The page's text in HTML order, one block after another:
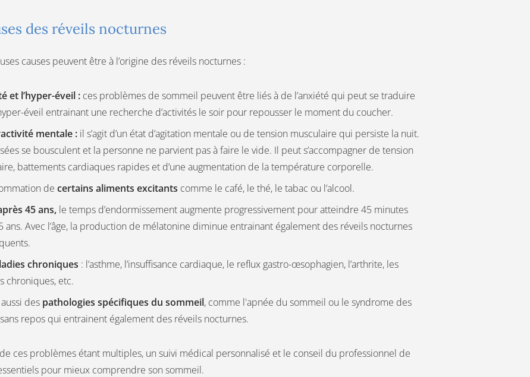
des réveils nocturnes
causes peuvent être à l’origine des réveils nocturnes :
et l’hyper-éveil : ces problèmes de sommeil peuvent être liés à de l’anxiété qui peut se traduire
éveil entrainant une recherche d’activités le soir pour repousser le moment du coucher.
mentale : il s’agit d’un état d’agitation mentale ou de tension musculaire qui persiste la nuit.
se bousculent et la personne ne parvient pas à faire le vide. Il peut s’accompagner de tension
battements cardiaques rapides et d’une augmentation de la température corporelle.
de certains aliments excitants comme le café, le thé, le tabac ou l’alcool.
45 ans, le temps d’endormissement augmente progressivement pour atteindre 45 minutes
ans. Avec l’âge, la production de mélatonine diminue entrainant également des réveils nocturnes
chroniques : l’asthme, l’insuffisance cardiaque, le reflux gastro-œsophagien, l’arthrite, les
chroniques, etc.
des pathologies spécifiques du sommeil, comme l'apnée du sommeil ou le syndrome des
repos qui entrainent également des réveils nocturnes.
ces problèmes étant multiples, un suivi médical personnalisé et le conseil du professionnel de
pour mieux comprendre son sommeil.